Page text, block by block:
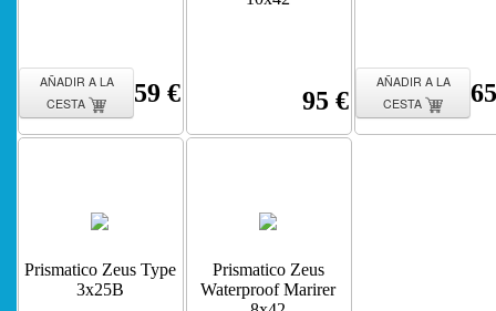
AÑADIR A LA
CESTA
59 € 95 €
AÑADIR A LA
CESTA
Prismatico Zeus Type
3x25B
Prismatico Zeus
Waterproof Marirer